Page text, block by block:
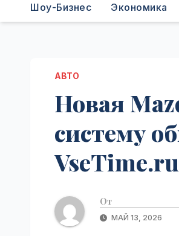
Шоу-Бизнес Экономика
АВТО
Новая
систему
VseTime.ru
От
МАЙ 13, 2026